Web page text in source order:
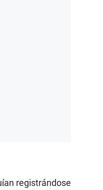
registrándose